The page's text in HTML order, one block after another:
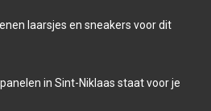
laarsjes en sneakers voor dit
in Sint-Niklaas staat voor je